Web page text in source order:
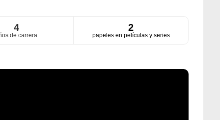
4
de carrera
2
papeles en películas y series